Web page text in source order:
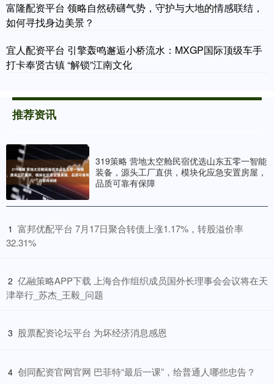
富隆配资平台 领略自然磅礴气势，守护与大地的情感联结，
如何寻找身边美景？
宜人配资平台 引擎轰鸣邂逅小桥流水：MXGP国际顶级车手
打卡奉贤古镇 “解锁”江南文化
推荐资讯
319策略 营地太空舱民宿优选山东五零一智能
装备，源头工厂直供，模块化应急安置房屋，
品质可靠有保障
1 ​富邦优配平台 7月17日聚合转债上涨1.17%，转股溢价率
32.31%
2 ​亿融策略APP下载 上海合作组织成员国外长理事会会议将在天
津举行_苏杰_王毅_问题
3 ​股票配资论坛平台 为坏经济消息感恩
4 ​创同配资官网官网 巴菲特“最后一课”，给普通人哪些忠告？